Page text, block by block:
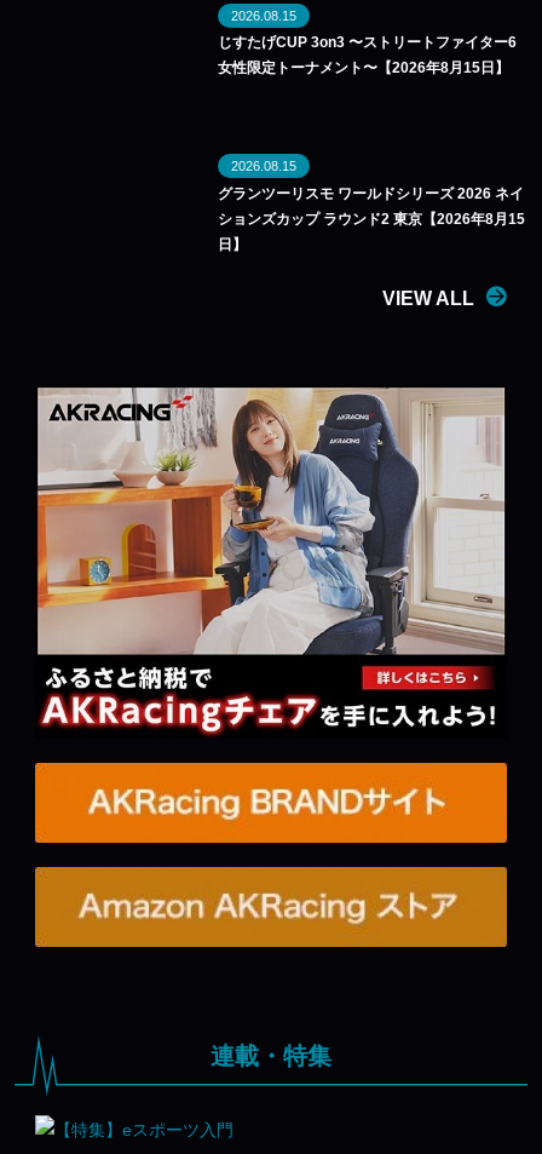
2026.08.15
じすたげCUP 3on3 〜ストリートファイター6
女性限定トーナメント〜【2026年8月15日】
2026.08.15
グランツーリスモ ワールドシリーズ 2026 ネイ
ションズカップ ラウンド2 東京【2026年8月15
日】
VIEW ALL
連載・特集